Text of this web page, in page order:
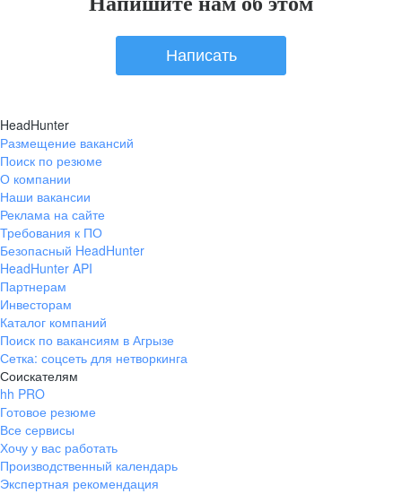
Написать
HeadHunter
Размещение вакансий
Поиск по резюме
О компании
Наши вакансии
Реклама на сайте
Требования к ПО
Безопасный HeadHunter
HeadHunter API
Партнерам
Инвесторам
Каталог компаний
Поиск по вакансиям в Агрызе
Сетка: соцсеть для нетворкинга
Соискателям
hh PRO
Готовое резюме
Все сервисы
Хочу у вас работать
Производственный календарь
Экспертная рекомендация